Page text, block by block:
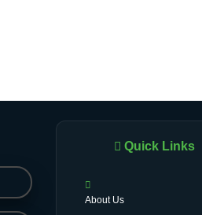
Quick Links
About Us